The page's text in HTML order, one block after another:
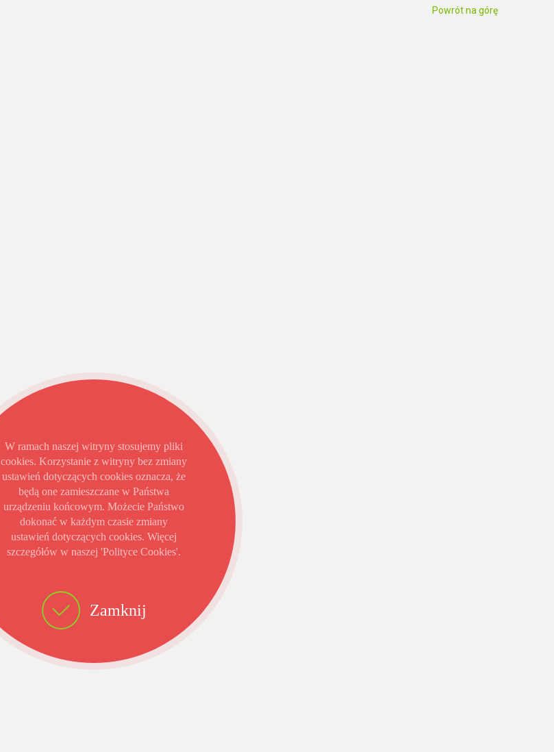
Powrót na górę
Zamknij
W ramach naszej witryny stosujemy pliki
cookies. Korzystanie z witryny bez zmiany
ustawień dotyczących cookies oznacza, że
będą one zamieszczane w Państwa
urządzeniu końcowym. Możecie Państwo
dokonać w każdym czasie zmiany
ustawień dotyczących cookies. Więcej
szczegółów w naszej 'Polityce Cookies'.